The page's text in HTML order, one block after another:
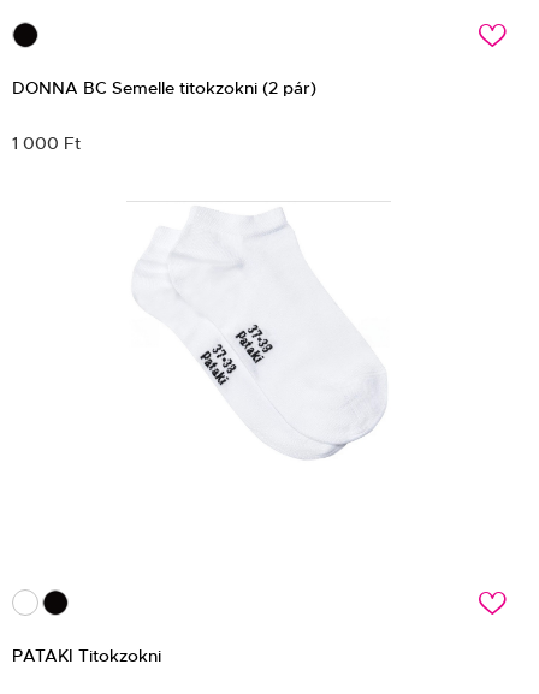
c
DONNA BC Semelle titokzokni (2 pár)
1 000 Ft
c
PATAKI Titokzokni